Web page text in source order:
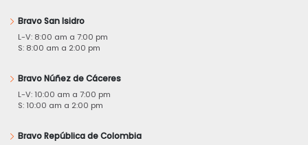
Bravo San Isidro
L-V: 8:00 am a 7:00 pm
S: 8:00 am a 2:00 pm
Bravo Núñez de Cáceres
L-V: 10:00 am a 7:00 pm
S: 10:00 am a 2:00 pm
Bravo República de Colombia